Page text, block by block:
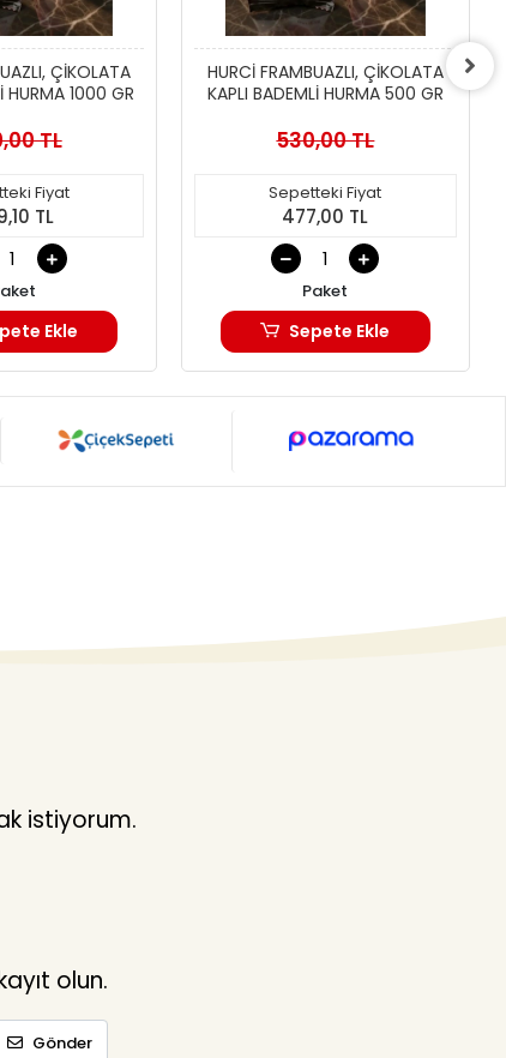
ÇİKOLATA
HURMA 1000 GR
TL
Fiyat
TL
Ekle
HURCİ FRAMBUAZLI, ÇİKOLATA
KAPLI BADEMLİ HURMA 500 GR
530,00 TL
Sepetteki Fiyat
477,00 TL
Paket
Sepete Ekle
istiyorum.
olun.
Gönder